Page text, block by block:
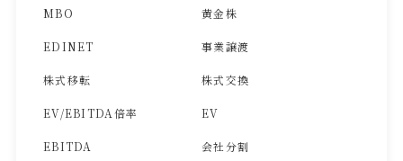
MBO 黄金株
EDINET 事業譲渡
株式移転 株式交換
EV/EBITDA倍率 EV
EBITDA 会社分割